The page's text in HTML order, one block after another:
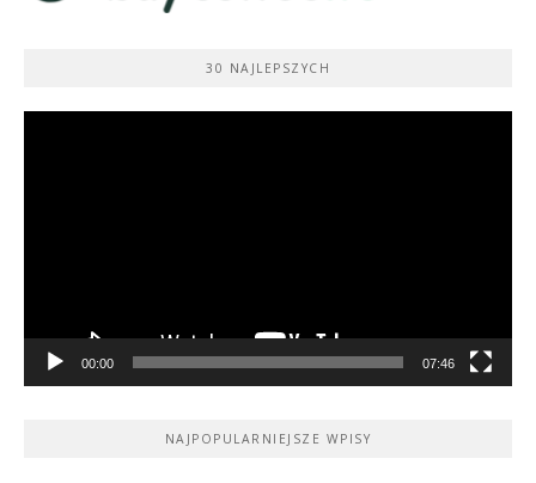
30 NAJLEPSZYCH
00:00 07:46
NAJPOPULARNIEJSZE WPISY